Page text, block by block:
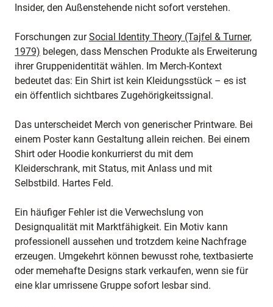
Insider, den Außenstehende nicht sofort verstehen.
Forschungen zurSocial Identity Theory (Tajfel & Turner,
1979) belegen, dass Menschen Produkte als Erweiterung
ihrer Gruppenidentität wählen. Im Merch-Kontext
bedeutet das: Ein Shirt ist kein Kleidungsstück – es ist
ein öffentlich sichtbares Zugehörigkeitssignal.
Das unterscheidet Merch von generischer Printware. Bei
einem Poster kann Gestaltung allein reichen. Bei einem
Shirt oder Hoodie konkurrierst du mit dem
Kleiderschrank, mit Status, mit Anlass und mit
Selbstbild. Hartes Feld.
Ein häufiger Fehler ist die Verwechslung von
Designqualität mit Marktfähigkeit. Ein Motiv kann
professionell aussehen und trotzdem keine Nachfrage
erzeugen. Umgekehrt können bewusst rohe, textbasierte
oder memehafte Designs stark verkaufen, wenn sie für
eine klar umrissene Gruppe sofort lesbar sind.